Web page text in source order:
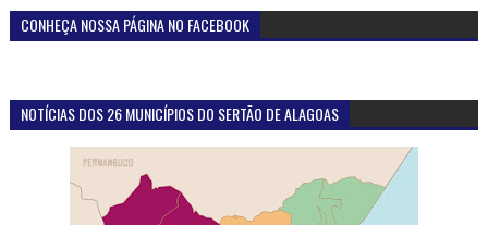
CONHEÇA NOSSA PÁGINA NO FACEBOOK
NOTÍCIAS DOS 26 MUNICÍPIOS DO SERTÃO DE ALAGOAS